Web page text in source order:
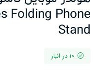
Folding Phone
Stand
10 در انبار